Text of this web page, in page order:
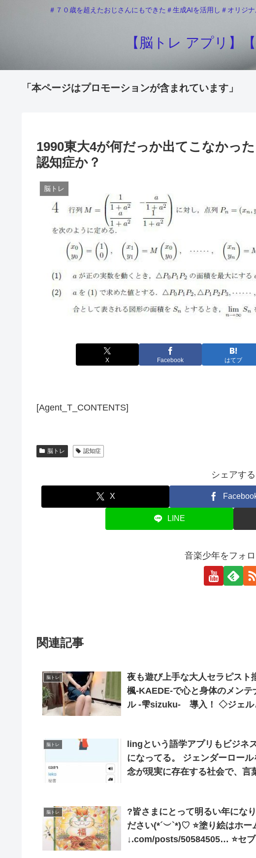
＃７０歳を超えたおじさんにもできた＃生成AIを活用し＃オリジ
【脳トレ アプリ】
「本ページはプロモーションが含まれています」
1990東大4が何だっか出てこなかっ
認知症か？
脳トレ
X Facebook はてブ
[Agent_T_CONTENTS]
脳トレ 認知症
シェアする
X
LINE
音楽少年をフォ
関連記事
脳トレ
夜も遊び上手な大人セラピス
楓-KAEDE-で心と身体のメン
ル -雫sizuku- 導入！ ◇ジェル
脳トレ
lingという語学アプリもビジネ
になってる。 ジェンダーロー
念が現実に存在する社会で、言
脳トレ
?皆さまにとって明るい年にな
ださい(*´︶`*)♡ ⭐️塗り絵はホームページから無料ダウンロードできます
↓.com/posts/50584505… ⭐️セブンプリント↓ 予約番号51951698